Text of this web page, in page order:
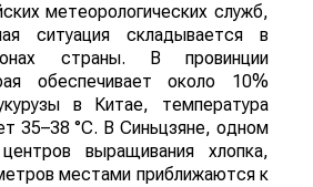
метеорологических служб,
ситуация складывается в
страны. В провинции
обеспечивает около 10%
в Китае, температура
35–38 °C. В Синьцзяне, одном
выращивания хлопка,
местами приближаются к